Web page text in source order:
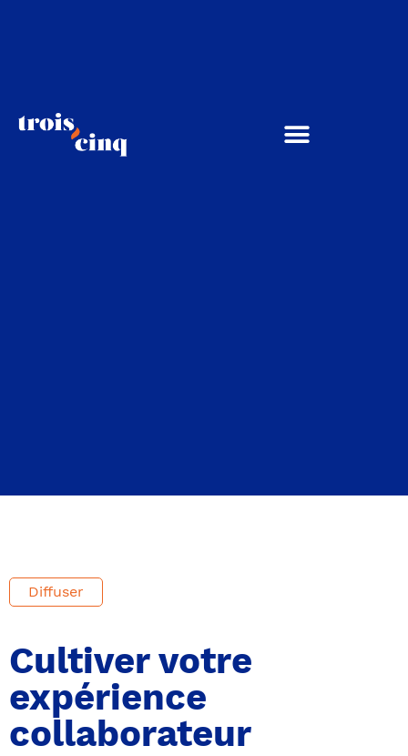
Diffuser
Cultiver votre
expérience
collaborateur